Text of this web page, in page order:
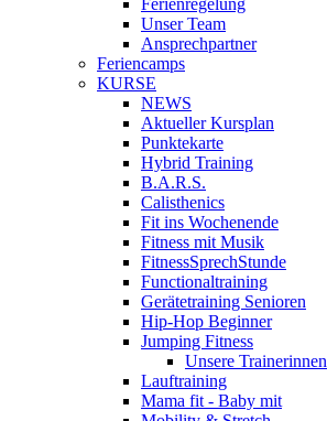
Ferienregelung
Unser Team
Ansprechpartner
Feriencamps
KURSE
NEWS
Aktueller Kursplan
Punktekarte
Hybrid Training
B.A.R.S.
Calisthenics
Fit ins Wochenende
Fitness mit Musik
FitnessSprechStunde
Functionaltraining
Gerätetraining Senioren
Hip-Hop Beginner
Jumping Fitness
Unsere Trainerinnen
Lauftraining
Mama fit - Baby mit